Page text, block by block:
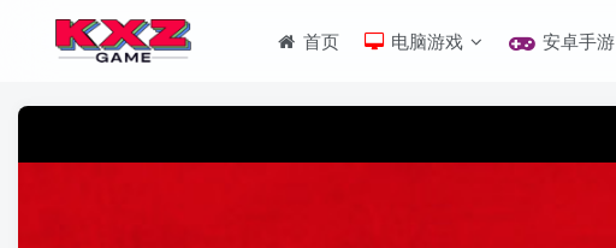
首页 电脑游戏 安卓手游